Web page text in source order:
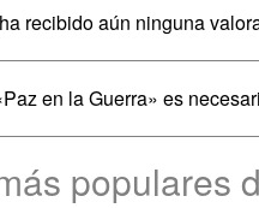
recibido aún ninguna
en la Guerra» es
populares